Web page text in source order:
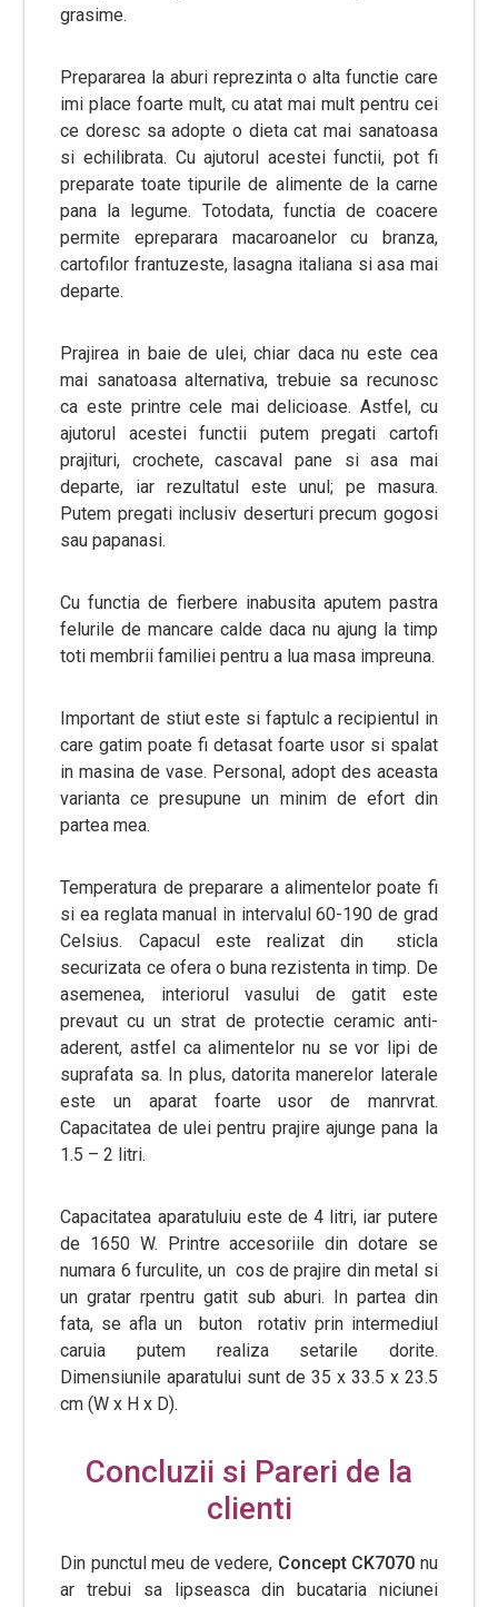
grasime.
Prepararea la aburi reprezinta o alta functie care
imi place foarte mult, cu atat mai mult pentru cei
ce doresc sa adopte o dieta cat mai sanatoasa
si echilibrata. Cu ajutorul acestei functii, pot fi
preparate toate tipurile de alimente de la carne
pana la legume. Totodata, functia de coacere
permite epreparara macaroanelor cu branza,
cartofilor frantuzeste, lasagna italiana si asa mai
departe.
Prajirea in baie de ulei, chiar daca nu este cea
mai sanatoasa alternativa, trebuie sa recunosc
ca este printre cele mai delicioase. Astfel, cu
ajutorul acestei functii putem pregati cartofi
prajituri, crochete, cascaval pane si asa mai
departe, iar rezultatul este unul; pe masura.
Putem pregati inclusiv deserturi precum gogosi
sau papanasi.
Cu functia de fierbere inabusita aputem pastra
felurile de mancare calde daca nu ajung la timp
toti membrii familiei pentru a lua masa impreuna.
Important de stiut este si faptulc a recipientul in
care gatim poate fi detasat foarte usor si spalat
in masina de vase. Personal, adopt des aceasta
varianta ce presupune un minim de efort din
partea mea.
Temperatura de preparare a alimentelor poate fi
si ea reglata manual in intervalul 60-190 de grad
Celsius. Capacul este realizat din sticla
securizata ce ofera o buna rezistenta in timp. De
asemenea, interiorul vasului de gatit este
prevaut cu un strat de protectie ceramic anti-
aderent, astfel ca alimentelor nu se vor lipi de
suprafata sa. In plus, datorita manerelor laterale
este un aparat foarte usor de manrvrat.
Capacitatea de ulei pentru prajire ajunge pana la
1.5 – 2 litri.
Capacitatea aparatuluiu este de 4 litri, iar putere
de 1650 W. Printre accesoriile din dotare se
numara 6 furculite, un cos de prajire din metal si
un gratar rpentru gatit sub aburi. In partea din
fata, se afla un buton rotativ prin intermediul
caruia putem realiza setarile dorite.
Dimensiunile aparatului sunt de 35 x 33.5 x 23.5
cm (W x H x D).
Concluzii si Pareri de la
clienti
Din punctul meu de vedere, Concept CK7070 nu
ar trebui sa lipseasca din bucataria niciunei